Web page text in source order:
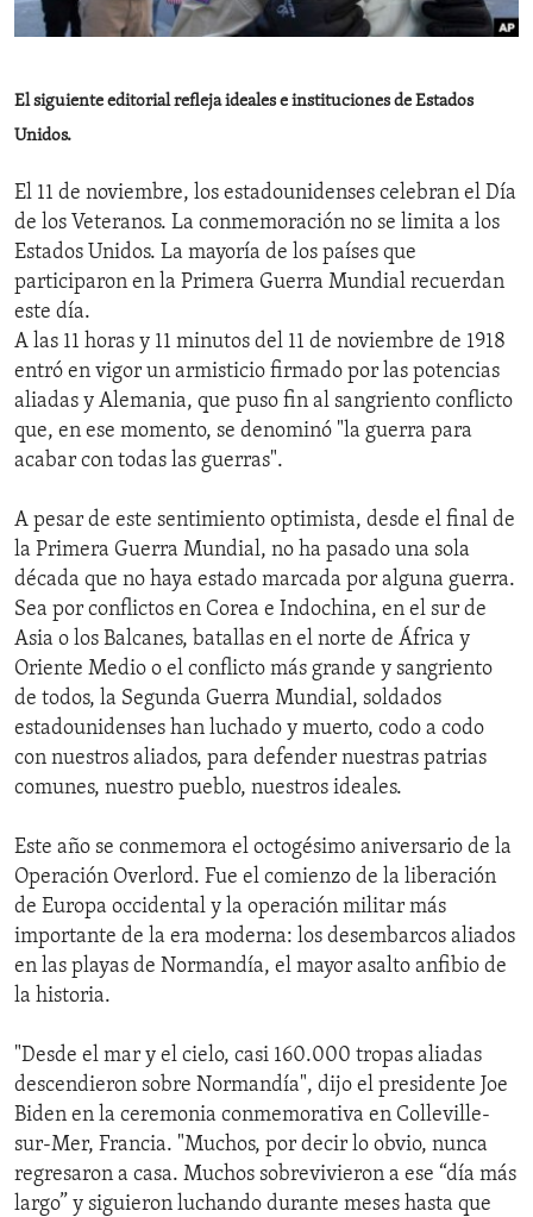
ENVIRONMENT AND HEALTH
El siguiente editorial refleja ideales e instituciones de Estados
Unidos.
El 11 de noviembre, los estadounidenses celebran el Día
de los Veteranos. La conmemoración no se limita a los
Estados Unidos. La mayoría de los países que
participaron en la Primera Guerra Mundial recuerdan
este día.
A las 11 horas y 11 minutos del 11 de noviembre de 1918
entró en vigor un armisticio firmado por las potencias
aliadas y Alemania, que puso fin al sangriento conflicto
que, en ese momento, se denominó "la guerra para
acabar con todas las guerras".
A pesar de este sentimiento optimista, desde el final de
la Primera Guerra Mundial, no ha pasado una sola
década que no haya estado marcada por alguna guerra.
Sea por conflictos en Corea e Indochina, en el sur de
Asia o los Balcanes, batallas en el norte de África y
Oriente Medio o el conflicto más grande y sangriento
de todos, la Segunda Guerra Mundial, soldados
estadounidenses han luchado y muerto, codo a codo
con nuestros aliados, para defender nuestras patrias
comunes, nuestro pueblo, nuestros ideales.
Este año se conmemora el octogésimo aniversario de la
Operación Overlord. Fue el comienzo de la liberación
de Europa occidental y la operación militar más
importante de la era moderna: los desembarcos aliados
en las playas de Normandía, el mayor asalto anfibio de
la historia.
"Desde el mar y el cielo, casi 160.000 tropas aliadas
descendieron sobre Normandía", dijo el presidente Joe
Biden en la ceremonia conmemorativa en Colleville-
sur-Mer, Francia. "Muchos, por decir lo obvio, nunca
regresaron a casa. Muchos sobrevivieron a ese “día más
largo” y siguieron luchando durante meses hasta que